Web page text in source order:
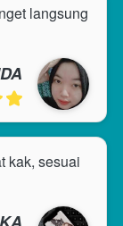
langsung
kak, sesuai